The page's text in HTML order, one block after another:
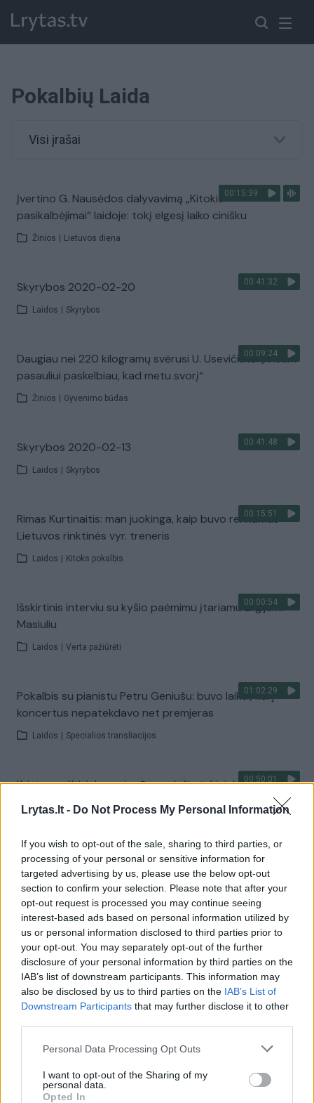
Lrytas.lt - Do Not Process My Personal Information
If you wish to opt-out of the sale, sharing to third parties, or
processing of your personal or sensitive information for
targeted advertising by us, please use the below opt-out
section to confirm your selection. Please note that after your
opt-out request is processed you may continue seeing
interest-based ads based on personal information utilized by
us or personal information disclosed to third parties prior to
your opt-out. You may separately opt-out of the further
disclosure of your personal information by third parties on the
IAB’s list of downstream participants. This information may
also be disclosed by us to third parties on the IAB’s List of
Downstream Participants that may further disclose it to other
Personal Data Processing Opt Outs
I want to opt-out of the Sharing of my
personal data.
Opted In
Pokalbių Laida
Visi įrašai
00:15:39
Įvertino G. Nausėdos dalyvavimą „Kitokie
pasikalbėjimai“ laidoje: tokį elgesį laiko cinišku
Žinios Lietuvos diena
00:41:32
Skyrybos 2020-02-20
Laidos Skyrybos
00:09:24
Daugiau nei 220 kilogramų svėrusi U. Usevičiūtė: „Visam
pasauliui paskelbiau, kad metu svorį“
Žinios Gyvenimo būdas
00:41:48
Skyrybos 2020-02-13
Laidos Skyrybos
00:15:51
Rimas Kurtinaitis: man juokinga, kaip buvo renkamas
Lietuvos rinktinės vyr. treneris
Laidos Kitoks pokalbis
00:00:54
Išskirtinis interviu su kyšio paėmimu įtariamu Eligijumi
Masiuliu
Laidos Verta pažiūrėti
01:02:29
Pokalbis su pianistu Petru Geniušu: buvo laikai, kai į
koncertus nepatekdavo net premjeras
Laidos Specialios transliacijos
00:50:01
Kristupas Krivickas: pirmūnas, dešimtukininkas yra kone
Egidijus Bičkauskas: Lietuva pirmauja Europoje pagal
žmogžudysčių skaičių
Laidos Nuoga tiesa
Socialinės apsaugos ir darbo viceministrė: vienas iš
uždavinių – darbo užmokeščio didinimas
Laidos Nuoga tiesa
Gediminas Kirkilas: užsienyje socialinė politika turi
Laidos | Nuoga tiesa